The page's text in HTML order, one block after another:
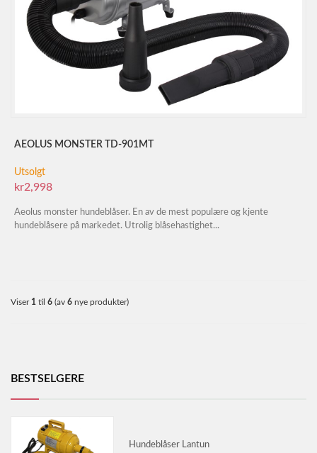
AEOLUS MONSTER TD-901MT
Utsolgt
kr2,998
Aeolus monster hundeblåser. En av de mest populære og kjente
hundeblåsere på markedet. Utrolig blåsehastighet...
Viser 1 til 6 (av 6 nye produkter)
BESTSELGERE
Hundeblåser Lantun